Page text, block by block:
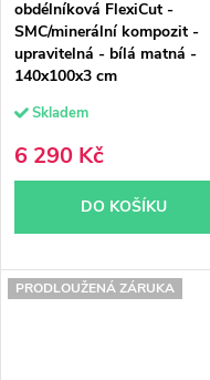
obdélníková FlexiCut -
SMC/minerální kompozit -
upravitelná - bílá matná -
140x100x3 cm
Skladem
6 290 Kč
DO KOŠÍKU
PRODLOUŽENÁ ZÁRUKA